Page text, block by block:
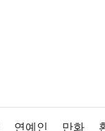
연예인 만화